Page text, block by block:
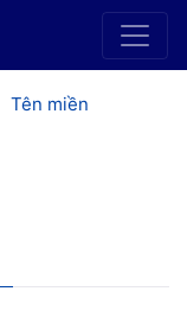
Tên miền